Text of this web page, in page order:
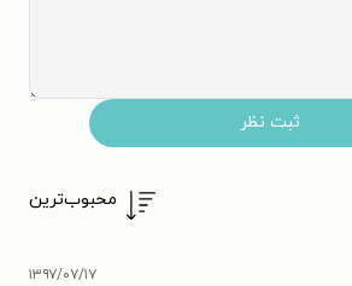
ثبت نظر
محبوب‌ترین
۱۳۹۷/۰۷/۱۷